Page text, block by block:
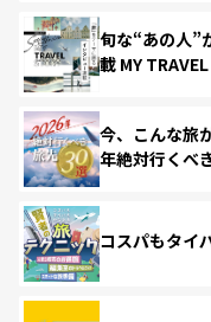
旬な“あの人”
載 MY
今、こんな旅
年絶対行くべ
コスパもタイ